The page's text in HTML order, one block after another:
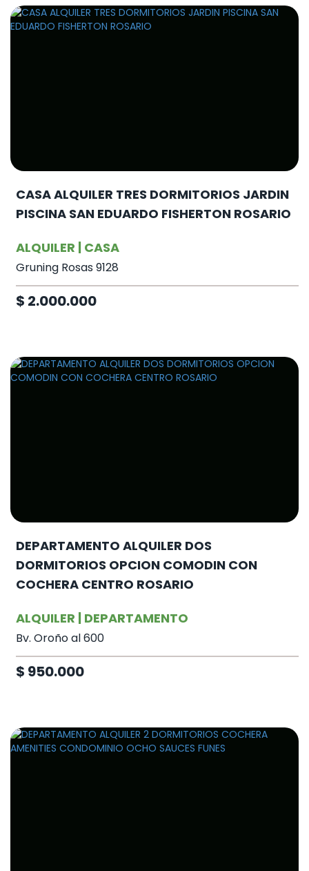
CASA ALQUILER TRES DORMITORIOS JARDIN
PISCINA SAN EDUARDO FISHERTON ROSARIO
ALQUILER | CASA
Gruning Rosas 9128
$ 2.000.000
DEPARTAMENTO ALQUILER DOS
DORMITORIOS OPCION COMODIN CON
COCHERA CENTRO ROSARIO
ALQUILER | DEPARTAMENTO
Bv. Oroño al 600
$ 950.000